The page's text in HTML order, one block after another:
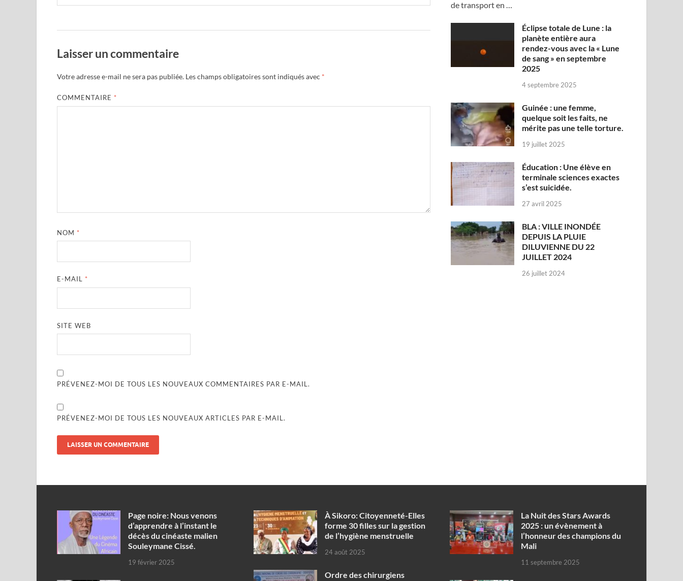
Laisser un commentaire
Votre adresse e-mail ne sera pas publiée. Les champs obligatoires sont indiqués avec *
COMMENTAIRE *
NOM *
E-MAIL *
SITE WEB
PRÉVENEZ-MOI DE TOUS LES NOUVEAUX COMMENTAIRES PAR E-MAIL.
PRÉVENEZ-MOI DE TOUS LES NOUVEAUX ARTICLES PAR E-MAIL.
de transport en …
Éclipse totale de Lune : la
planète entière aura
rendez-vous avec la « Lune
de sang » en septembre
2025
4 septembre 2025
Guinée : une femme,
quelque soit les faits, ne
mérite pas une telle torture.
19 juillet 2025
Éducation : Une élève en
terminale sciences exactes
s’est suicidée.
27 avril 2025
BLA : VILLE INONDÉE
DEPUIS LA PLUIE
DILUVIENNE DU 22
JUILLET 2024
26 juillet 2024
Page noire: Nous venons
d’apprendre à l’instant le
décès du cinéaste malien
Souleymane Cissé.
19 février 2025
À Sikoro: Citoyenneté-Elles
forme 30 filles sur la gestion
de l’hygiène menstruelle
24 août 2025
Ordre des chirurgiens
‎La Nuit des Stars Awards
2025 : un évènement à
l’honneur des champions du
Mali
11 septembre 2025